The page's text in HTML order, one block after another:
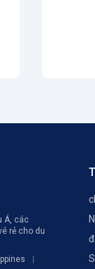
Á, các
rẻ cho du